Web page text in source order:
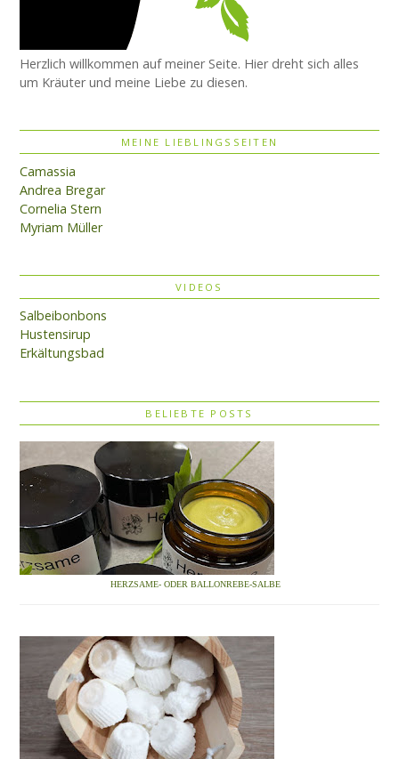
Herzlich willkommen auf meiner Seite. Hier dreht sich alles
um Kräuter und meine Liebe zu diesen.
MEINE LIEBLINGSSEITEN
Camassia
Andrea Bregar
Cornelia Stern
Myriam Müller
VIDEOS
Salbeibonbons
Hustensirup
Erkältungsbad
BELIEBTE POSTS
HERZSAME- ODER BALLONREBE-SALBE